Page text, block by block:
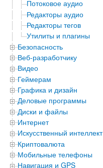
Потоковое аудио
Редакторы аудио
Редакторы тегов
Утилиты и плагины
Безопасность
Веб-разработчику
Видео
Геймерам
Графика и дизайн
Деловые программы
Диски и файлы
Интернет
Искусственный интеллект
Криптовалюта
Мобильные телефоны
Навигация и GPS